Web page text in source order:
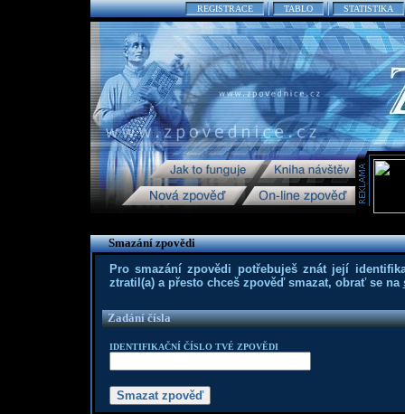
REGISTRACE TABLO STATISTIKA
Smazání zpovědi
Pro smazání zpovědi potřebuješ znát její
ztratil(a) a přesto chceš zpověď smazat, obrať se na
Zadání čísla
IDENTIFIKAČNÍ ČÍSLO TVÉ ZPOVĚDI